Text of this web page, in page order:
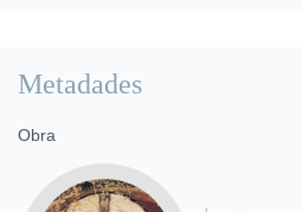
Metadades
Obra